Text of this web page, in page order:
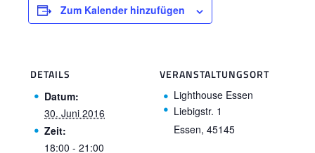
Zum Kalender hinzufügen
DETAILS
Datum:
30. Juni 2016
Zeit:
18:00 - 21:00
VERANSTALTUNGSORT
Lighthouse Essen
Liebigstr. 1
Essen, 45145